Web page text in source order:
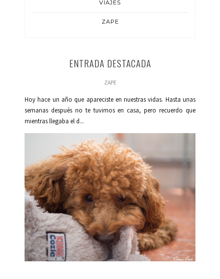
VIAJES
ZAPE
ENTRADA DESTACADA
ZAPE
Hoy hace un año que apareciste en nuestras vidas. Hasta unas
semanas después no te tuvimos en casa, pero recuerdo que
mientras llegaba el d...